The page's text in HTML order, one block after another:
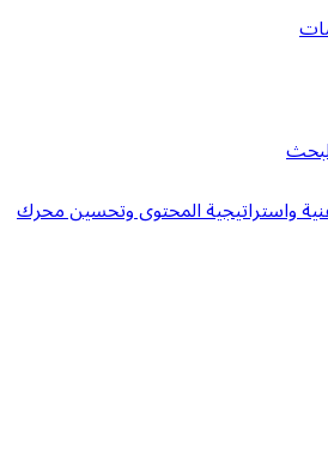
واستراتيجية المحتوى وتحسين محرك